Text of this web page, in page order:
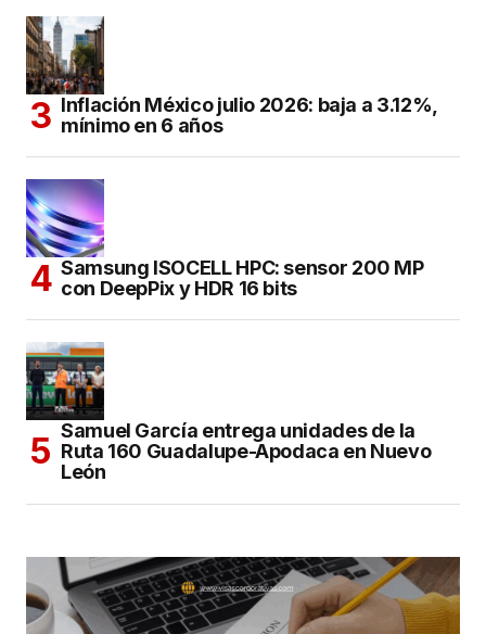
Inflación México julio 2026: baja a 3.12%,
mínimo en 6 años
Samsung ISOCELL HPC: sensor 200 MP
con DeepPix y HDR 16 bits
Samuel García entrega unidades de la
Ruta 160 Guadalupe-Apodaca en Nuevo
León